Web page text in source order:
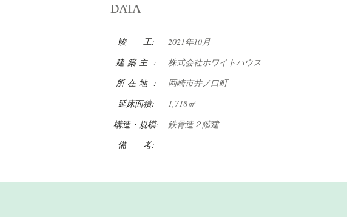
DATA
竣 工:
2021年10月
建 築 主 :
株式会社ホワイトハウス
所 在 地 :
岡崎市井ノ口町
延床面積:
1,718㎡
構造・規模:
鉄骨造２階建
備 考: